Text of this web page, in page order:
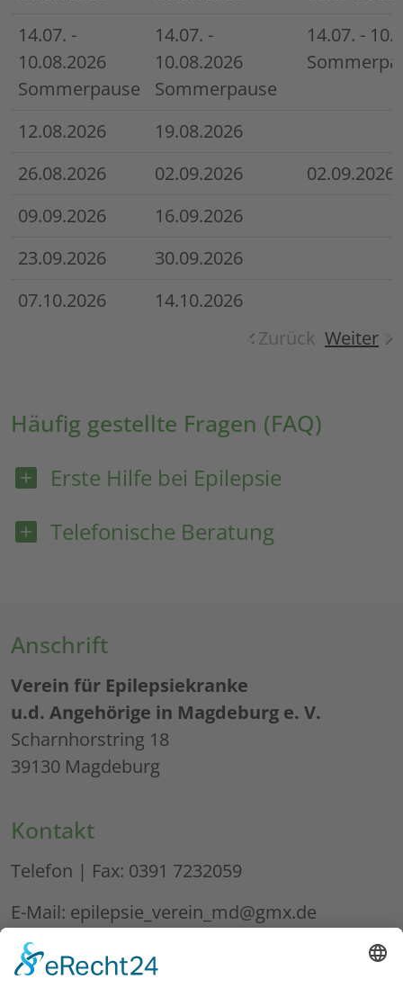
14.07. -
10.08.2026
Sommerpause
14.07. -
10.08.2026
Sommerpause
14.07. -
12.08.2026
19.08.2026
26.08.2026
02.09.2026
02.09.2026
09.09.2026
16.09.2026
23.09.2026
30.09.2026
07.10.2026
14.10.2026
Zurück Weiter
Häufig gestellte Fragen (FAQ)
Erste Hilfe bei Epilepsie
Telefonische Beratung
Anschrift
Verein für Epilepsiekranke
u.d. Angehörige in Magdeburg e. V.
Scharnhorstring 18
39130 Magdeburg
Kontakt
Telefon | Fax: 0391 7232059
E-Mail: epilepsie_verein_md@gmx.de
Web: www.epilepsie-magdeburg.de